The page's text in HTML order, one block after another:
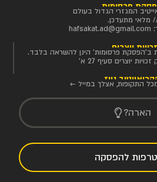
פרסומות
המגזרי הגדול בעולם
מלאי מתעדכן.
hafsakat.ad@gmail.com
זכויות יוצרים
ב'הפסקת פרסומות' הינן להשראה בלבד.
יוצרים סעיף 27 א'
ניוז
התקופות, אצלך במייל ←
הארה?
להפסקה